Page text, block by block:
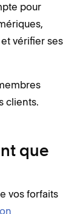
pour
vérifier ses
clients.
que
vos forfaits